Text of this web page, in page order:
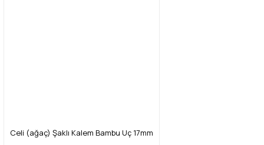
Celi (ağaç) Şaklı Kalem Bambu Uç 17mm